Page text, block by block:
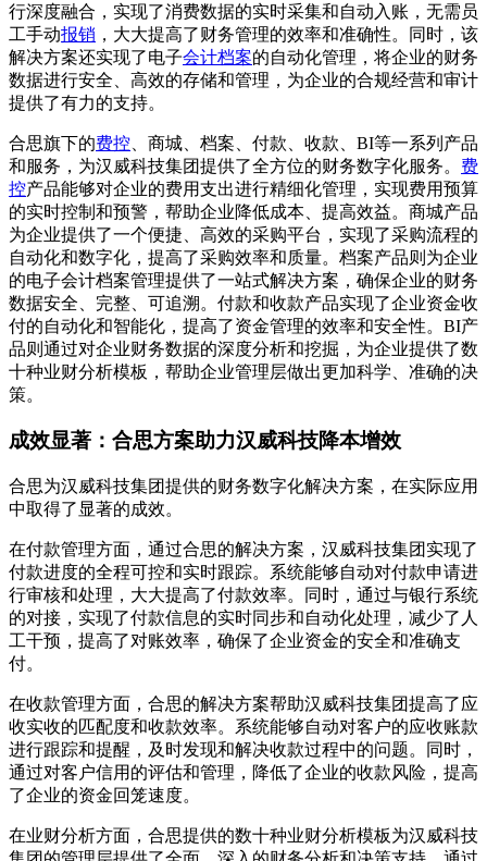
行深度融合，实现了消费数据的实时采集和自动入账，无需员
工手动报销 ，大大提高了财务管理的效率和准确性。同时，该
解决方案还实现了电子会计档案的自动化管理，将企业的财务
数据进行安全、高效的存储和管理，为企业的合规经营和审计
提供了有力的支持。
合思旗下的费控 、商城、档案、付款、收款、BI等一系列产品
和服务，为汉威科技集团提供了全方位的财务数字化服务。 费
控产品能够对企业的费用支出进行精细化管理，实现费用预算
的实时控制和预警，帮助企业降低成本、提高效益。商城产品
为企业提供了一个便捷、高效的采购平台，实现了采购流程的
自动化和数字化，提高了采购效率和质量。档案产品则为企业
的电子会计档案管理提供了一站式解决方案，确保企业的财务
数据安全、完整、可追溯。付款和收款产品实现了企业资金收
付的自动化和智能化，提高了资金管理的效率和安全性。BI产
品则通过对企业财务数据的深度分析和挖掘，为企业提供了数
十种业财分析模板，帮助企业管理层做出更加科学、准确的决
策。
成效显著：合思方案助力汉威科技降本增效
合思为汉威科技集团提供的财务数字化解决方案，在实际应用
中取得了显著的成效。
在付款管理方面，通过合思的解决方案，汉威科技集团实现了
付款进度的全程可控和实时跟踪。系统能够自动对付款申请进
行审核和处理，大大提高了付款效率。同时，通过与银行系统
的对接，实现了付款信息的实时同步和自动化处理，减少了人
工干预，提高了对账效率，确保了企业资金的安全和准确支
付。
在收款管理方面，合思的解决方案帮助汉威科技集团提高了应
收实收的匹配度和收款效率。系统能够自动对客户的应收账款
进行跟踪和提醒，及时发现和解决收款过程中的问题。同时，
通过对客户信用的评估和管理，降低了企业的收款风险，提高
了企业的资金回笼速度。
在业财分析方面，合思提供的数十种业财分析模板为汉威科技